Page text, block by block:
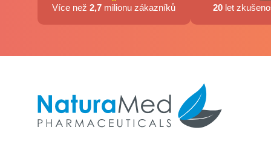
Více než2,7 milionu zákazníků 20 let